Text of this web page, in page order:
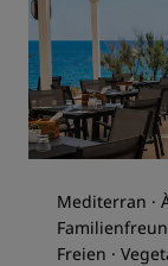
Mediterran ·
Freien ·